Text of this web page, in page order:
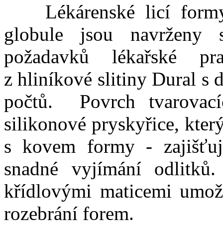
Lékárenské licí
globule jsou navrženy
požadavků lékařské
z hliníkové slitiny Dural s
počtů. Povrch
silikonové pryskyřice,
s kovem formy -
snadné vyjímání
křídlovými maticemi
rozebrání forem.